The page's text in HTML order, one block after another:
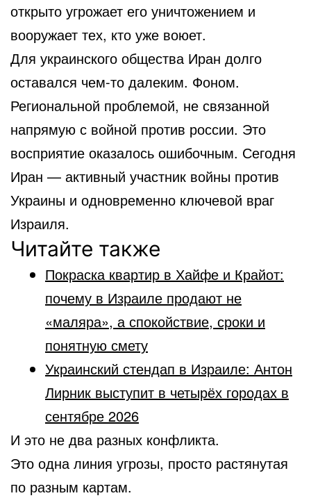
открыто угрожает его уничтожением и
вооружает тех, кто уже воюет.
Для украинского общества Иран долго
оставался чем-то далеким. Фоном.
Региональной проблемой, не связанной
напрямую с войной против россии. Это
восприятие оказалось ошибочным. Сегодня
Иран — активный участник войны против
Украины и одновременно ключевой враг
Израиля.
Читайте также
Покраска квартир в Хайфе и Крайот:
почему в Израиле продают не
«маляра», а спокойствие, сроки и
понятную смету
Украинский стендап в Израиле: Антон
Лирник выступит в четырёх городах в
сентябре 2026
И это не два разных конфликта.
Это одна линия угрозы, просто растянутая
по разным картам.